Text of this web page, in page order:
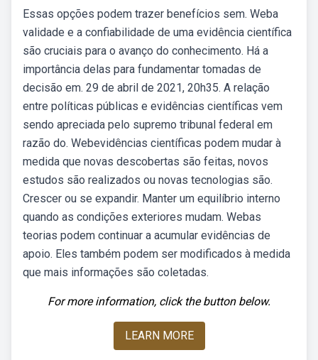
Essas opções podem trazer benefícios sem. Weba
validade e a confiabilidade de uma evidência científica
são cruciais para o avanço do conhecimento. Há a
importância delas para fundamentar tomadas de
decisão em. 29 de abril de 2021, 20h35. A relação
entre políticas públicas e evidências científicas vem
sendo apreciada pelo supremo tribunal federal em
razão do. Webevidências científicas podem mudar à
medida que novas descobertas são feitas, novos
estudos são realizados ou novas tecnologias são.
Crescer ou se expandir. Manter um equilíbrio interno
quando as condições exteriores mudam. Webas
teorias podem continuar a acumular evidências de
apoio. Eles também podem ser modificados à medida
que mais informações são coletadas.
For more information, click the button below.
LEARN MORE